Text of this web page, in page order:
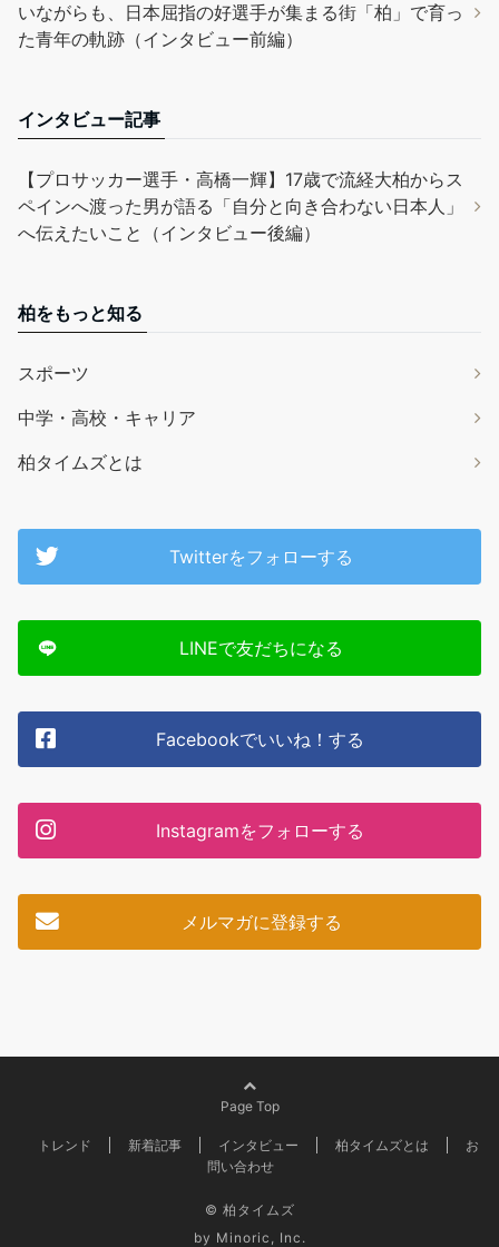
いながらも、日本屈指の好選手が集まる街「柏」で育っ
た青年の軌跡（インタビュー前編）
インタビュー記事
【プロサッカー選手・高橋一輝】17歳で流経大柏からス
ペインへ渡った男が語る「自分と向き合わない日本人」
へ伝えたいこと（インタビュー後編）
柏をもっと知る
スポーツ
中学・高校・キャリア
柏タイムズとは
Twitterをフォローする
LINEで友だちになる
Facebookでいいね！する
Instagramをフォローする
メルマガに登録する
Page Top
トレンド 新着記事 インタビュー 柏タイムズとは
お
問い合わせ
© 柏タイムズ
by Minoric, Inc.